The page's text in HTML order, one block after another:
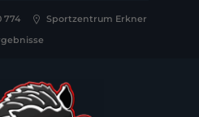
774
Sportzentrum Erkner